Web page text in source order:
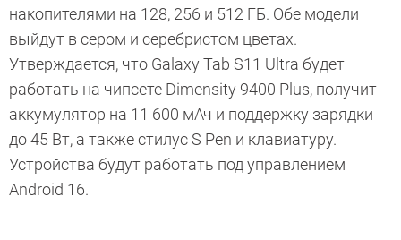
накопителями на 128, 256 и 512 ГБ. Обе модели
выйдут в сером и серебристом цветах.
Утверждается, что Galaxy Tab S11 Ultra будет
работать на чипсете Dimensity 9400 Plus, получит
аккумулятор на 11 600 мАч и поддержку зарядки
до 45 Вт, а также стилус S Pen и клавиатуру.
Устройства будут работать под управлением
Android 16.